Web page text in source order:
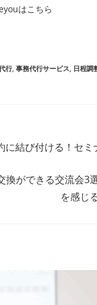
はこちら
行, 事務代行サービス, 日程調
に結び付ける！セ
換ができる交流会3
を感じ